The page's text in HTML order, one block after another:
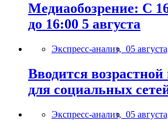
Медиаобозрение: С
до 16:00 5 августа
Экспресс-анализ, 05
Вводится возрастной
для социальных
Экспресс-анализ, 05